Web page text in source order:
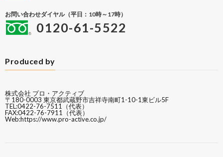
お問い合わせダイヤル（平日：10時～17時）
0120-61-5522
Produced by
株式会社 プロ・アクティブ
〒180-0003 東京都武蔵野市吉祥寺南町1-10-1東ビル5F
TEL:0422-76-7511（代表）
FAX:0422-76-7911（代表）
Web:https://www.pro-active.co.jp/